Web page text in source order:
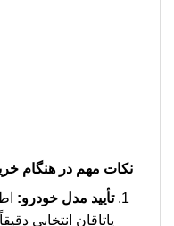
نکات مهم در هنگام خرید
تأیید مدل خودرو:
یاتاقان انتخابی